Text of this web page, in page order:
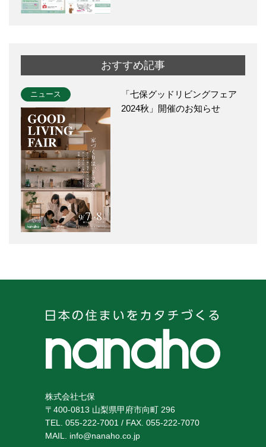
おすすめ記事
ニュース
「七保グッドリビングフェア
2024秋」開催のお知らせ
株式会社七保
〒400-0813 山梨県甲府市向町 296
TEL.055-222-7001 / FAX. 055-222-7070
MAIL. info@nanaho.co.jp